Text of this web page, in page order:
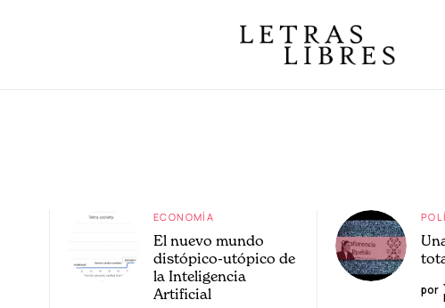
ECONOMÍA
El nuevo mundo
distópico-utópico de
la Inteligencia
Artificial
por